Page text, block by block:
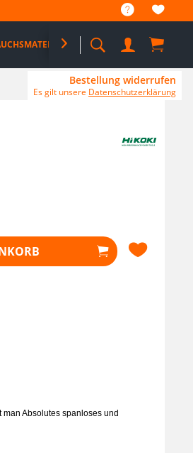
%SALE% PRO DEALS

Absolutes spanloses und
Bestellung widerrufen
Es gilt unsere Datenschutzerklärung